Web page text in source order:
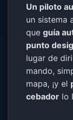
Un piloto
un sistema
queguía
punto
lugar de
mando,
mapa, ¡y el
cebador lo